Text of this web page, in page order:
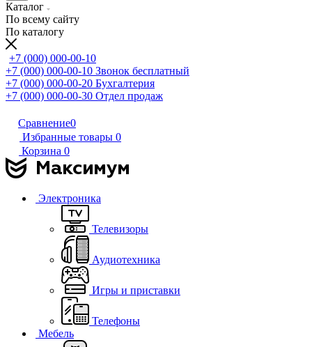
Каталог
По всему сайту
По каталогу
+7 (000) 000-00-10
+7 (000) 000-00-10 Звонок бесплатный
+7 (000) 000-00-20 Бухгалтерия
+7 (000) 000-00-30 Отдел продаж
Сравнение0
Избранные товары 0
Корзина 0
Электроника
Телевизоры
Аудиотехника
Игры и приставки
Телефоны
Мебель